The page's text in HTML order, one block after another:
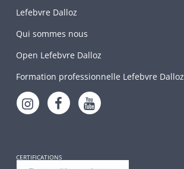
Lefebvre Dalloz
Qui sommes nous
Open Lefebvre Dalloz
Formation professionnelle Lefebvre Dalloz
CERTIFICATIONS